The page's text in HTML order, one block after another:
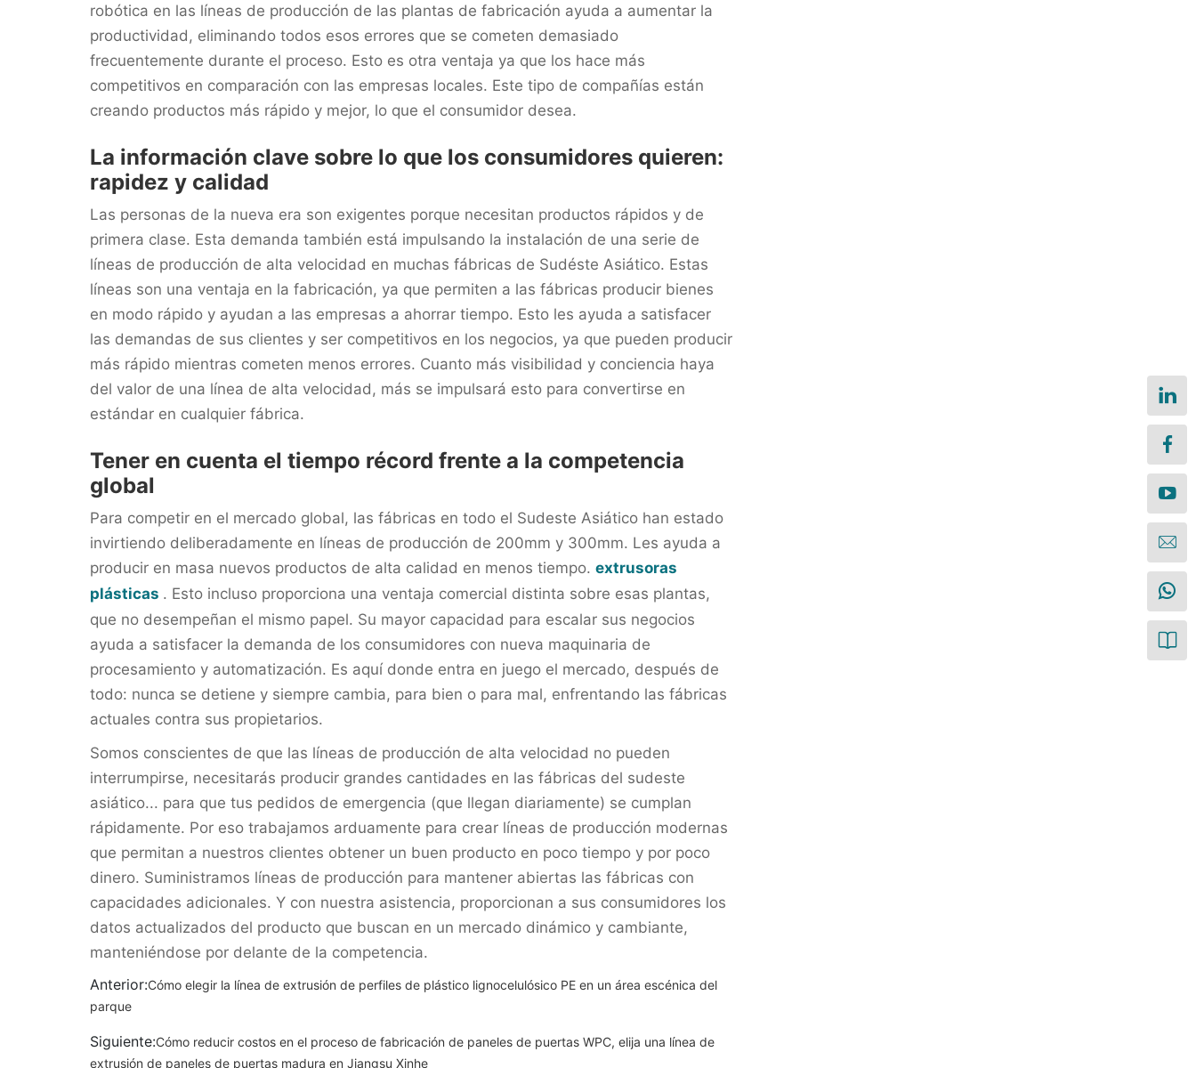
robótica en las líneas de producción de las plantas de fabricación ayuda a aumentar la
productividad, eliminando todos esos errores que se cometen demasiado
frecuentemente durante el proceso. Esto es otra ventaja ya que los hace más
competitivos en comparación con las empresas locales. Este tipo de compañías están
creando productos más rápido y mejor, lo que el consumidor desea.
La información clave sobre lo que los consumidores quieren:
rapidez y calidad
Las personas de la nueva era son exigentes porque necesitan productos rápidos y de
primera clase. Esta demanda también está impulsando la instalación de una serie de
líneas de producción de alta velocidad en muchas fábricas de Sudéste Asiático. Estas
líneas son una ventaja en la fabricación, ya que permiten a las fábricas producir bienes
en modo rápido y ayudan a las empresas a ahorrar tiempo. Esto les ayuda a satisfacer
las demandas de sus clientes y ser competitivos en los negocios, ya que pueden producir
más rápido mientras cometen menos errores. Cuanto más visibilidad y conciencia haya
del valor de una línea de alta velocidad, más se impulsará esto para convertirse en
estándar en cualquier fábrica.
Tener en cuenta el tiempo récord frente a la competencia
global
Para competir en el mercado global, las fábricas en todo el Sudeste Asiático han estado
invirtiendo deliberadamente en líneas de producción de 200mm y 300mm. Les ayuda a
producir en masa nuevos productos de alta calidad en menos tiempo. extrusoras
plásticas . Esto incluso proporciona una ventaja comercial distinta sobre esas plantas,
que no desempeñan el mismo papel. Su mayor capacidad para escalar sus negocios
ayuda a satisfacer la demanda de los consumidores con nueva maquinaria de
procesamiento y automatización. Es aquí donde entra en juego el mercado, después de
todo: nunca se detiene y siempre cambia, para bien o para mal, enfrentando las fábricas
actuales contra sus propietarios.
Somos conscientes de que las líneas de producción de alta velocidad no pueden
interrumpirse, necesitarás producir grandes cantidades en las fábricas del sudeste
asiático... para que tus pedidos de emergencia (que llegan diariamente) se cumplan
rápidamente. Por eso trabajamos arduamente para crear líneas de producción modernas
que permitan a nuestros clientes obtener un buen producto en poco tiempo y por poco
dinero. Suministramos líneas de producción para mantener abiertas las fábricas con
capacidades adicionales. Y con nuestra asistencia, proporcionan a sus consumidores los
datos actualizados del producto que buscan en un mercado dinámico y cambiante,
manteniéndose por delante de la competencia.
Anterior:Cómo elegir la línea de extrusión de perfiles de plástico lignocelulósico PE en un área escénica del
parque
Siguiente:Cómo reducir costos en el proceso de fabricación de paneles de puertas WPC, elija una línea de
extrusión de paneles de puertas madura en Jiangsu Xinhe